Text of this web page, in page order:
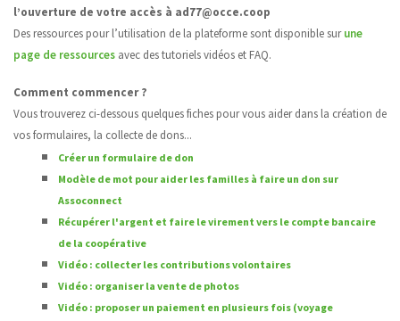
l’ouverture de votre accès à ad77@occe.coop
Des ressources pour l’utilisation de la plateforme sont disponible surune
page de ressources avec des tutoriels vidéos et FAQ.
Comment commencer ?
Vous trouverez ci-dessous quelques fiches pour vous aider dans la création de
vos formulaires, la collecte de dons...
Créer un formulaire de don
Modèle de mot pour aider les familles à faire un don sur
Assoconnect
Récupérer l'argent et faire le virement vers le compte bancaire
de la coopérative
Vidéo : collecter les contributions volontaires
Vidéo : organiser la vente de photos
Vidéo : proposer un paiement en plusieurs fois (voyage